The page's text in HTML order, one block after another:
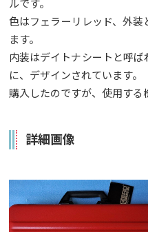
ルです。
色はフェラーリレッド、外
ます。
内装はデイトナシートと呼
に、デザインされています。
購入したのですが、使用する
詳細画像